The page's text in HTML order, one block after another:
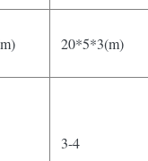
20*5*3(m)
3-4